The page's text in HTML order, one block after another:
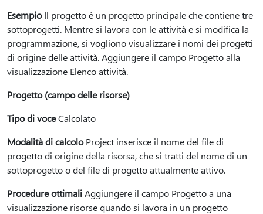
EsempioIl progetto è un progetto principale che contiene tre
sottoprogetti. Mentre si lavora con le attività e si modifica la
programmazione, si vogliono visualizzare i nomi dei progetti
di origine delle attività. Aggiungere il campo Progetto alla
visualizzazione Elenco attività.
Progetto (campo delle risorse)
Tipo di voceCalcolato
Modalità di calcoloProject inserisce il nome del file di
progetto di origine della risorsa, che si tratti del nome di un
sottoprogetto o del file di progetto attualmente attivo.
Procedure ottimaliAggiungere il campo Progetto a una
visualizzazione risorse quando si lavora in un progetto